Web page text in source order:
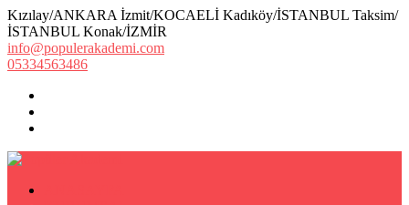
Kızılay/ANKARA İzmit/KOCAELİ Kadıköy/İSTANBUL Taksim/
İSTANBUL Konak/İZMİR
info@populerakademi.com
05334563486